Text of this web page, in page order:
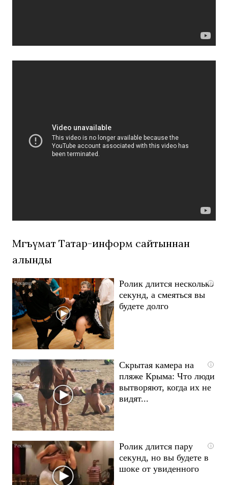
Мәгъүмат Татар-информ сайтыннан
алынды
i
Ролик длится несколько
секунд, а смеяться вы
будете долго
i
Скрытая камера на
пляже Крыма: Что люди
вытворяют, когда их не
видят...
i
Ролик длится пару
секунд, но вы будете в
шоке от увиденного